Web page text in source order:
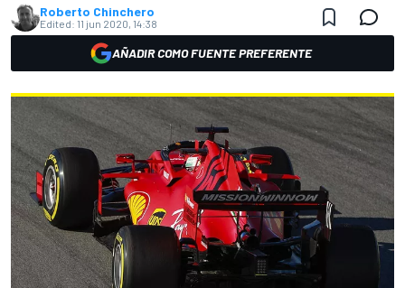
Roberto Chinchero
Edited: 11 jun 2020, 14:38
AÑADIR COMO FUENTE PREFERENTE